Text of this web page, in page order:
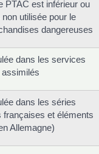
PTAC est inférieur ou
utilisée pour le
dangereuses
dans les services
dans les séries
françaises et éléments
Allemagne)